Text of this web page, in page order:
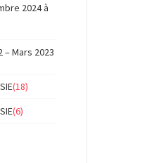
2024 à
– Mars 2023
(18)
(6)